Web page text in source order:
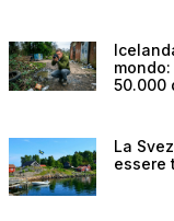
50.000
La
essere